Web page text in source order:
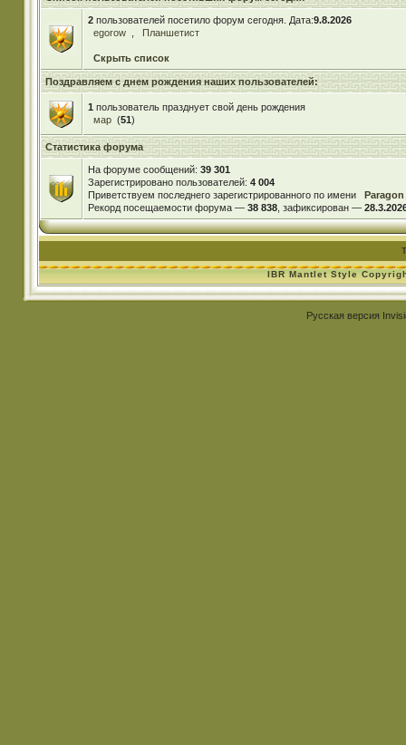
2пользователей посетило форум сегодня. Дата:9.8.2026
egorow
Планшетист
Скрыть список
Поздравляем с днем рождения наших пользователей:
1 пользователь празднует свой день рождения
мар (51)
Статистика форума
На форуме сообщений: 39 301
Зарегистрировано пользователей: 4 004
Приветствуем последнего зарегистрированного по имени
Paragon
Рекорд посещаемости форума — 38 838, зафиксирован —
IBR Mantlet Style
Русская версия